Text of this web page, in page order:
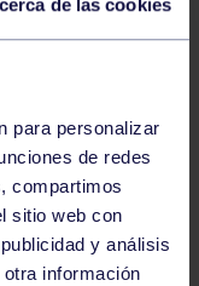
para personalizar
de redes
compartimos
sitio web con
y análisis
información
146 147